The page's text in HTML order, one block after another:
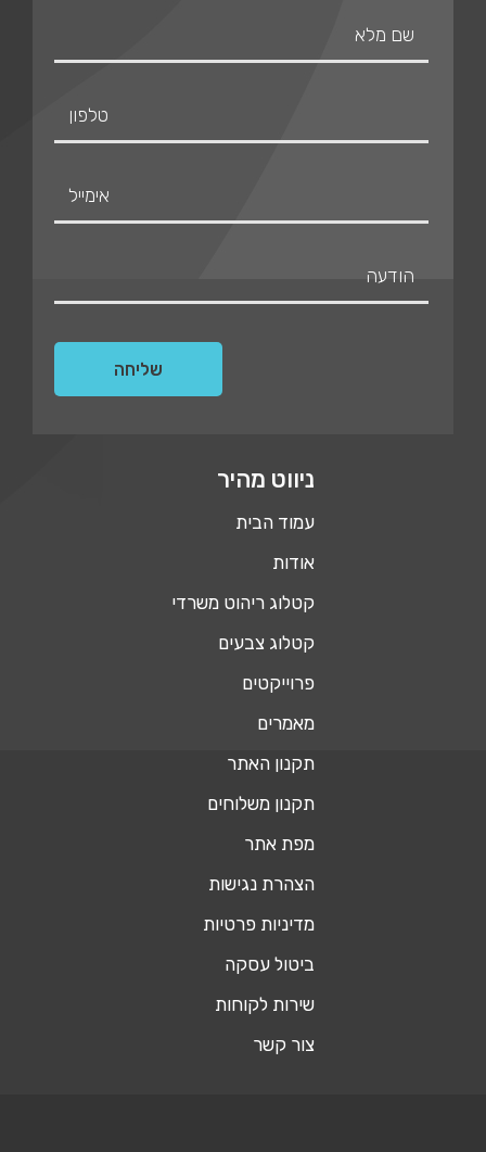
ניווט מהיר
עמוד הבית
אודות
קטלוג ריהוט משרדי
קטלוג צבעים
פרוייקטים
מאמרים
תקנון האתר
תקנון משלוחים
מפת אתר
הצהרת נגישות
מדיניות פרטיות
ביטול עסקה
שירות לקוחות
צור קשר